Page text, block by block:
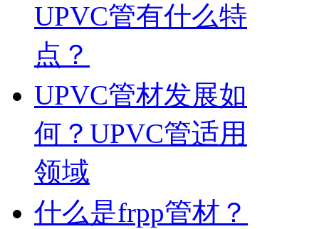
UPVC管有什么特
点？
UPVC管材发展如
何？UPVC管适用
领域
什么是frpp管材？